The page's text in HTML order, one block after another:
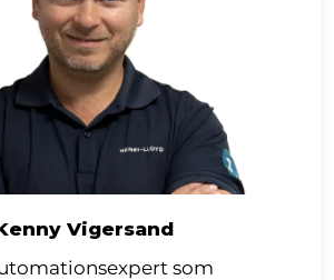
Vigersand
som